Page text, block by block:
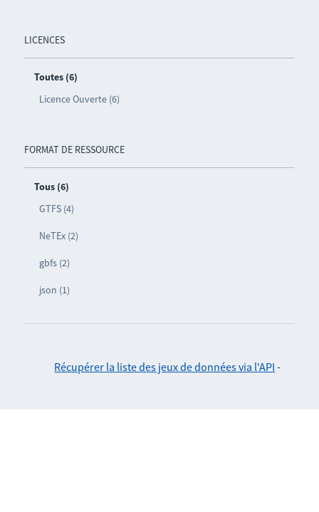
LICENCES
Toutes (6)
Licence Ouverte (6)
FORMAT DE RESSOURCE
Tous (6)
GTFS (4)
NeTEx (2)
gbfs (2)
json (1)
Récupérer la liste des jeux de données via l'API -